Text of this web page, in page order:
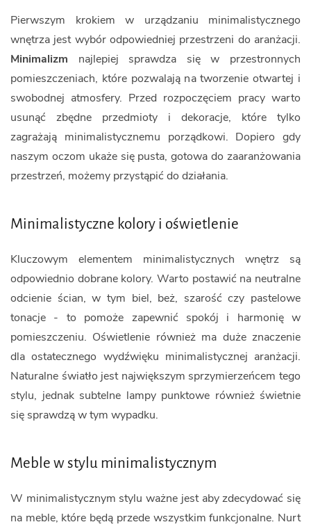
Pierwszym krokiem w urządzaniu minimalistycznego
wnętrza jest wybór odpowiedniej przestrzeni do aranżacji.
Minimalizm najlepiej sprawdza się w przestronnych
pomieszczeniach, które pozwalają na tworzenie otwartej i
swobodnej atmosfery. Przed rozpoczęciem pracy warto
usunąć zbędne przedmioty i dekoracje, które tylko
zagrażają minimalistycznemu porządkowi. Dopiero gdy
naszym oczom ukaże się pusta, gotowa do zaaranżowania
przestrzeń, możemy przystąpić do działania.
Minimalistyczne kolory i oświetlenie
Kluczowym elementem minimalistycznych wnętrz są
odpowiednio dobrane kolory. Warto postawić na neutralne
odcienie ścian, w tym biel, beż, szarość czy pastelowe
tonacje - to pomoże zapewnić spokój i harmonię w
pomieszczeniu. Oświetlenie również ma duże znaczenie
dla ostatecznego wydźwięku minimalistycznej aranżacji.
Naturalne światło jest największym sprzymierzeńcem tego
stylu, jednak subtelne lampy punktowe również świetnie
się sprawdzą w tym wypadku.
Meble w stylu minimalistycznym
W minimalistycznym stylu ważne jest aby zdecydować się
na meble, które będą przede wszystkim funkcjonalne. Nurt